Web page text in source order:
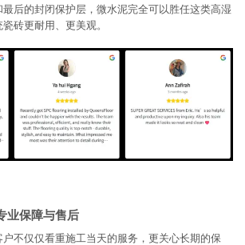
后的封闭保护层，微水泥完全可以胜任这类高湿
砖更耐用、更美观。
保障与售后
不仅仅看重施工当天的服务，更关心长期的保